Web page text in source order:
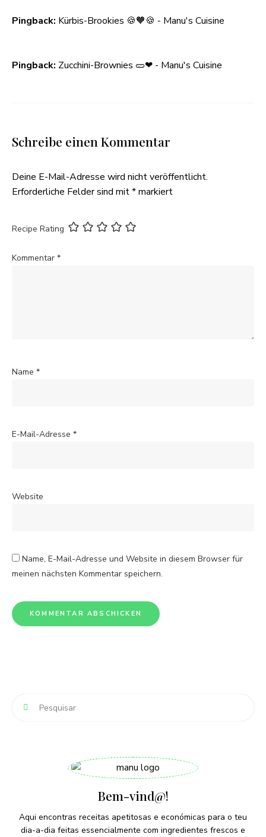
Pingback: Kürbis-Brookies 🍪🧡🍪 - Manu's Cuisine
Pingback: Zucchini-Brownies 🥒❤ - Manu's Cuisine
Schreibe einen Kommentar
Deine E-Mail-Adresse wird nicht veröffentlicht.
Erforderliche Felder sind mit*markiert
Recipe Rating
Kommentar *
Name *
E-Mail-Adresse *
Website
Name, E-Mail-Adresse und Website in diesem Browser für
meinen nächsten Kommentar speichern.
Bem-vind@!
Aqui encontras receitas apetitosas e económicas para o teu
dia-a-dia feitas essencialmente com ingredientes frescos e